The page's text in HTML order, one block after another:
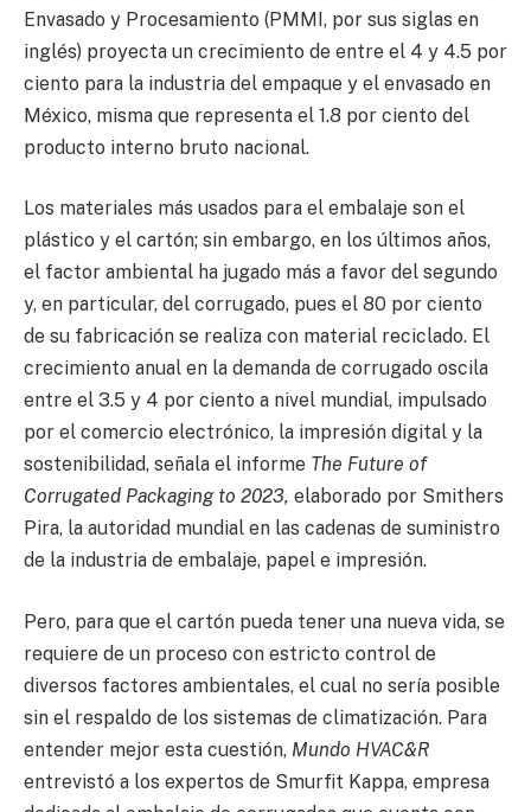
Envasado y Procesamiento (PMMI, por sus siglas en
inglés) proyecta un crecimiento de entre el 4 y 4.5 por
ciento para la industria del empaque y el envasado en
México, misma que representa el 1.8 por ciento del
producto interno bruto nacional.
Los materiales más usados para el embalaje son el
plástico y el cartón; sin embargo, en los últimos años,
el factor ambiental ha jugado más a favor del segundo
y, en particular, del corrugado, pues el 80 por ciento
de su fabricación se realiza con material reciclado. El
crecimiento anual en la demanda de corrugado oscila
entre el 3.5 y 4 por ciento a nivel mundial, impulsado
por el comercio electrónico, la impresión digital y la
sostenibilidad, señala el informe The Future of
Corrugated Packaging to 2023, elaborado por Smithers
Pira, la autoridad mundial en las cadenas de suministro
de la industria de embalaje, papel e impresión.
Pero, para que el cartón pueda tener una nueva vida, se
requiere de un proceso con estricto control de
diversos factores ambientales, el cual no sería posible
sin el respaldo de los sistemas de climatización. Para
entender mejor esta cuestión, Mundo HVAC&R
entrevistó a los expertos de Smurfit Kappa, empresa